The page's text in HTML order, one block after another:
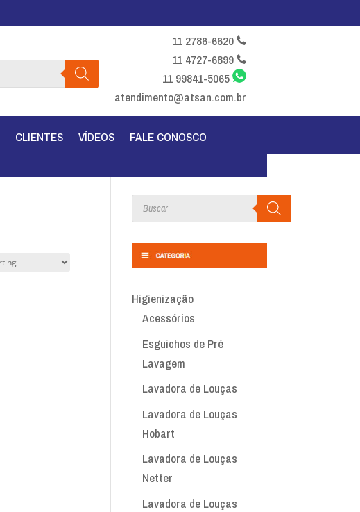
11 2786-6620
11 4727-6899
11 99841-5065
atendimento@atsan.com.br
CLIENTES VÍDEOS FALE CONOSCO
Products
search
Higienização
Acessórios
Esguichos de Pré
Lavagem
Lavadora de Louças
Lavadora de Louças
Hobart
Lavadora de Louças
Netter
Lavadora de Louças